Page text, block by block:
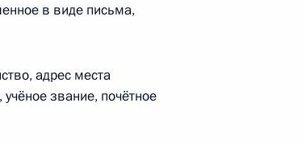
в виде письма,
адрес места
звание, почётное